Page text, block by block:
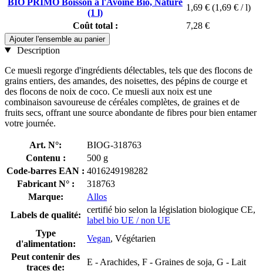
(1 l)
1,69 € (1,69 € / l)
Coût total :
7,28 €
Ajouter l'ensemble au panier
Description
Ce muesli regorge d'ingrédients délectables, tels que des flocons de
grains entiers, des amandes, des noisettes, des pépins de courge et
des flocons de noix de coco. Ce muesli aux noix est une
combinaison savoureuse de céréales complètes, de graines et de
fruits secs, offrant une source abondante de fibres pour bien entamer
votre journée.
Art. N°:
BIOG-318763
Contenu :
500 g
Code-barres EAN : 4016249198282
Fabricant N° :
318763
Marque:
Allos
Labels de qualité:
certifié bio selon la législation biologique CE,
label bio UE / non UE
Type
d'alimentation:
Vegan, Végétarien
Peut contenir des
traces de:
E - Arachides, F - Graines de soja, G - Lait